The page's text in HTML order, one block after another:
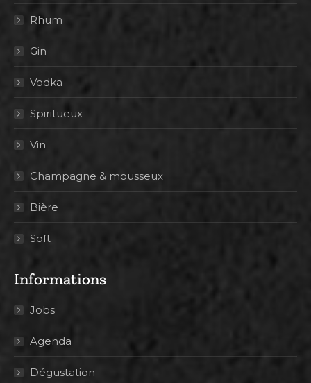
Rhum
Gin
Vodka
Spiritueux
Vin
Champagne & mousseux
Bière
Soft
Informations
Jobs
Agenda
Dégustation